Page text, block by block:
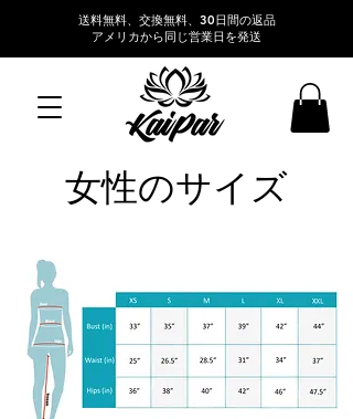
送料無料、交換無料、30日間の返品
アメリカから同じ営業日を発送
女性のサイズ